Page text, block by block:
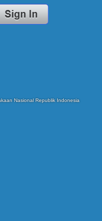
Nasional Republik Indonesia